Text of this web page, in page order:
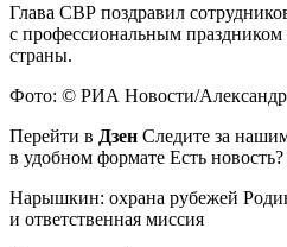
Глава СВР поздравил
с профессиональным
страны.
Фото: © РИА Новости/
Перейти в Дзен Следите за
в удобном формате Есть новость?
Нарышкин: охрана рубежей
и ответственная миссия